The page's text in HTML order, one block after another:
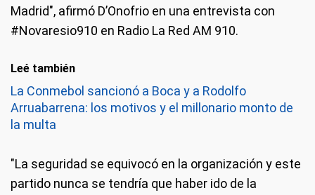
Madrid", afirmó D’Onofrio en una entrevista con
#Novaresio910 en Radio La Red AM 910.
Leé también
La Conmebol sancionó a Boca y a Rodolfo
Arruabarrena: los motivos y el millonario monto de
la multa
"La seguridad se equivocó en la organización y este
partido nunca se tendría que haber ido de la